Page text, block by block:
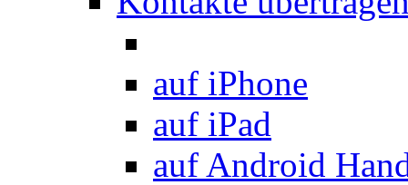
auf iPhone
auf iPad
auf Android